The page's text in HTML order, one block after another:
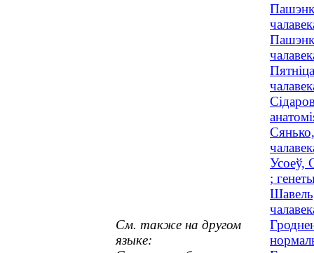
Усоеў,
;
См. также на другом
языке: